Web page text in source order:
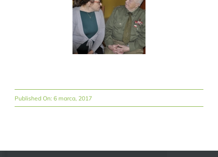
Published On: 6 marca, 2017